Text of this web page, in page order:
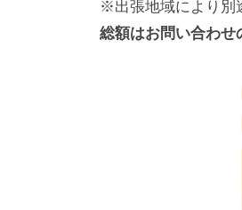
※出張地域により別
総額はお問い合わせ